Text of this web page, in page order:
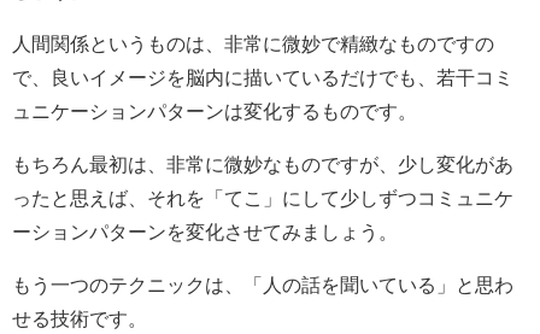
人間関係というものは、非常に微妙で精緻なものですの
で、良いイメージを脳内に描いているだけでも、若干コミ
ュニケーションパターンは変化するものです。
もちろん最初は、非常に微妙なものですが、少し変化があ
ったと思えば、それを「てこ」にして少しずつコミュニケ
ーションパターンを変化させてみましょう。
もう一つのテクニックは、「人の話を聞いている」と思わ
せる技術です。